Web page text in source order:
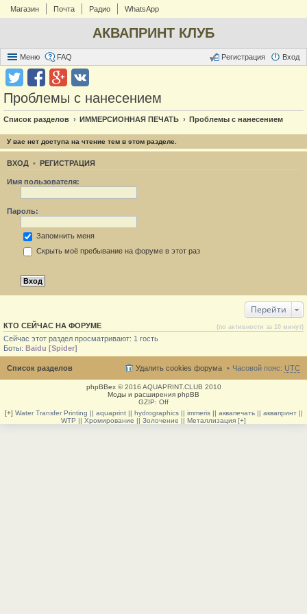
Магазин Почта Радио WhatsApp
АКВАПРИНТ КЛУБ
Меню FAQ Вход
Регистрация
Проблемы с нанесением
Список разделов ИММЕРСИОННАЯ ПЕЧАТЬ Проблемы с нанесением
У вас нет доступа на чтение тем в этом разделе.
ВХОД • РЕГИСТРАЦИЯ
Имя пользователя:
Пароль:
Запомнить меня
Скрыть моё пребывание на форуме в этот раз
Перейти
КТО СЕЙЧАС НА ФОРУМЕ (по активности за 10 минут)
Сейчас этот раздел просматривают: 1 гость
Боты: Baidu [Spider]
Список разделов Часовой пояс: UTC
Удалить cookies форума
phpBBex© 2016 AQUAPRINT.CLUB 2010
Моды и расширения phpBB
GZIP: Off
[+] Water Transfer Printing || aquaprint || hydrographics || immeris || аквапечать || аквапринт ||
WTP || Хромирование || Золочение || Металлизация [+]